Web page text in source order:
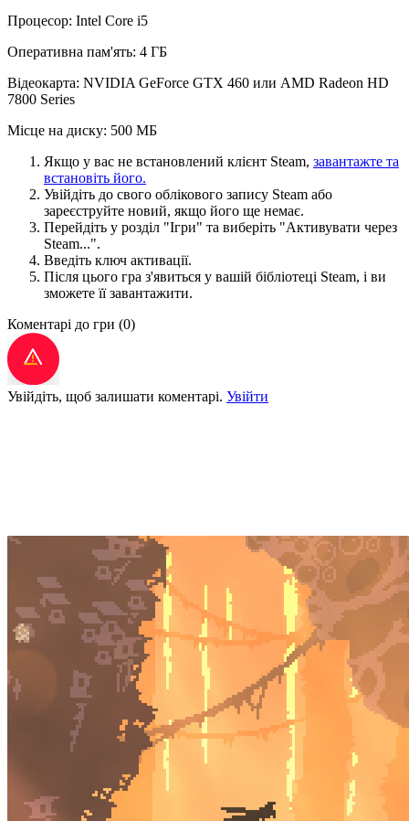
Процесор: Intel Core i5
Оперативна пам'ять: 4 ГБ
Відеокарта: NVIDIA GeForce GTX 460 или AMD Radeon HD
7800 Series
Місце на диску: 500 МБ
Якщо у вас не встановлений клієнт Steam, завантажте та
встановіть його.
Увійдіть до свого облікового запису Steam або
зареєструйте новий, якщо його ще немає.
Перейдіть у розділ "Ігри" та виберіть "Активувати через
Steam...".
Введіть ключ активації.
Після цього гра з'явиться у вашій бібліотеці Steam, і ви
зможете її завантажити.
Коментарі до гри (0)
Увійдіть, щоб залишати коментарі. Увійти